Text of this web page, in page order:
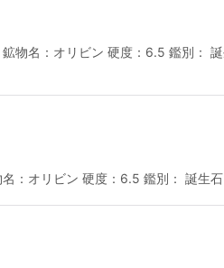
物名：オリビン 硬度：6.5 鑑別：
：オリビン 硬度：6.5 鑑別： 誕生石